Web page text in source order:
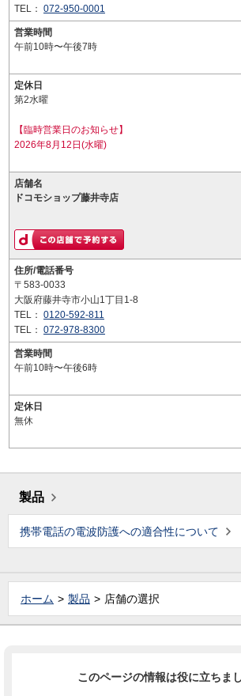
TEL： 072-950-0001
営業時間
午前10時〜午後7時
定休日
第2水曜
【臨時営業日のお知らせ】
2026年8月12日(水曜)
店舗名
ドコモショップ藤井寺店
住所/電話番号
〒583-0033
大阪府藤井寺市小山1丁目1-8
TEL： 0120-592-811
TEL： 072-978-8300
営業時間
午前10時〜午後6時
定休日
無休
製品
携帯電話の電波防護への適合性について
ホーム 製品 店舗の選択
このページの情報は役に立ちま